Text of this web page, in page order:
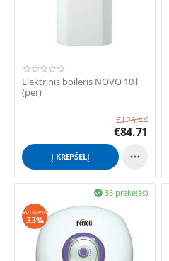
Elektrinis boileris NOVO 10 l
(per)
€126.44
€84.71
Į KREPŠELĮ 
35 prekė(ės)

SUTAUPYK
33%